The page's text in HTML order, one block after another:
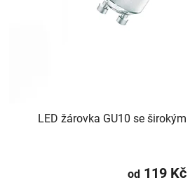
LED žárovka GU10 se
od 119 Kč